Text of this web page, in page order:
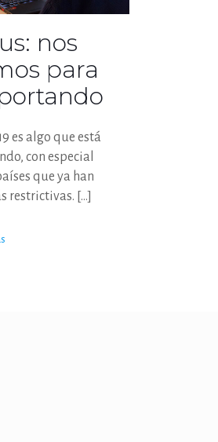
nos
para
es algo que está
con especial
que ya han
restrictivas. […]